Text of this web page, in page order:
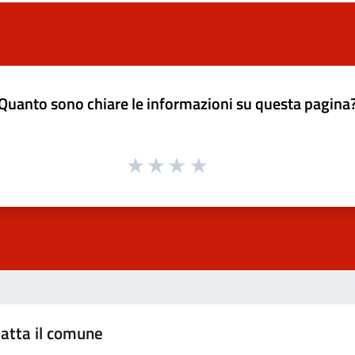
sono chiare le informazioni su questa
il comune